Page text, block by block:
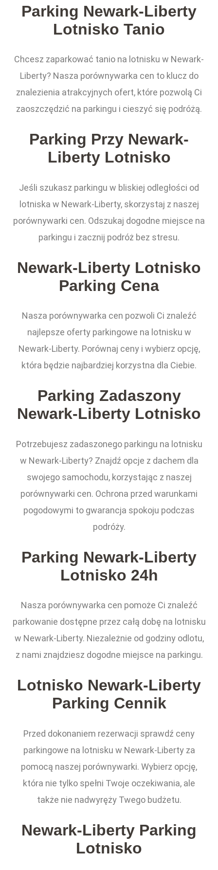
Parking Newark-Liberty
Lotnisko Tanio
Chcesz zaparkować tanio na lotnisku w Newark-
Liberty? Nasza porównywarka cen to klucz do
znalezienia atrakcyjnych ofert, które pozwolą Ci
zaoszczędzić na parkingu i cieszyć się podróżą.
Parking Przy Newark-
Liberty Lotnisko
Jeśli szukasz parkingu w bliskiej odległości od
lotniska w Newark-Liberty, skorzystaj z naszej
porównywarki cen. Odszukaj dogodne miejsce na
parkingu i zacznij podróż bez stresu.
Newark-Liberty Lotnisko
Parking Cena
Nasza porównywarka cen pozwoli Ci znaleźć
najlepsze oferty parkingowe na lotnisku w
Newark-Liberty. Porównaj ceny i wybierz opcję,
która będzie najbardziej korzystna dla Ciebie.
Parking Zadaszony
Newark-Liberty Lotnisko
Potrzebujesz zadaszonego parkingu na lotnisku
w Newark-Liberty? Znajdź opcje z dachem dla
swojego samochodu, korzystając z naszej
porównywarki cen. Ochrona przed warunkami
pogodowymi to gwarancja spokoju podczas
podróży.
Parking Newark-Liberty
Lotnisko 24h
Nasza porównywarka cen pomoże Ci znaleźć
parkowanie dostępne przez całą dobę na lotnisku
w Newark-Liberty. Niezależnie od godziny odlotu,
z nami znajdziesz dogodne miejsce na parkingu.
Lotnisko Newark-Liberty
Parking Cennik
Przed dokonaniem rezerwacji sprawdź ceny
parkingowe na lotnisku w Newark-Liberty za
pomocą naszej porównywarki. Wybierz opcję,
która nie tylko spełni Twoje oczekiwania, ale
także nie nadwyręży Twego budżetu.
Newark-Liberty Parking
Lotnisko